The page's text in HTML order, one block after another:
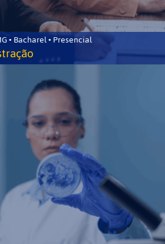
• Bacharel • Presencial